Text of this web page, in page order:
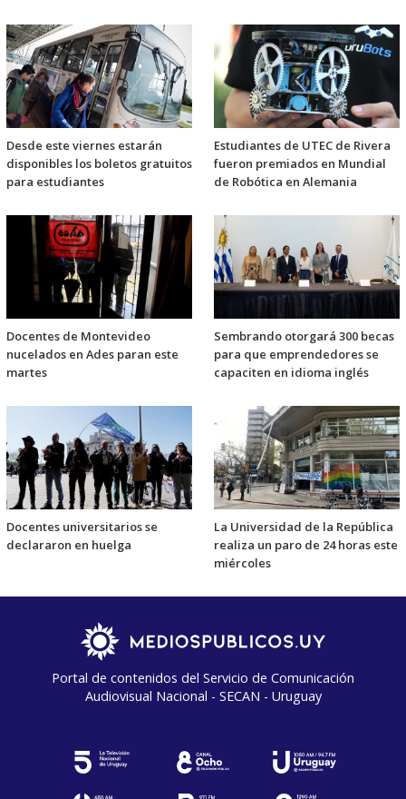
Desde este viernes estarán
disponibles los boletos gratuitos
para estudiantes
Estudiantes de UTEC de Rivera
fueron premiados en Mundial
de Robótica en Alemania
Docentes de Montevideo
nucelados en Ades paran este
martes
Sembrando otorgará 300 becas
para que emprendedores se
capaciten en idioma inglés
Docentes universitarios se
declararon en huelga
La Universidad de la República
realiza un paro de 24 horas este
miércoles
Portal de contenidos del Servicio de Comunicación
Audiovisual Nacional - SECAN - Uruguay